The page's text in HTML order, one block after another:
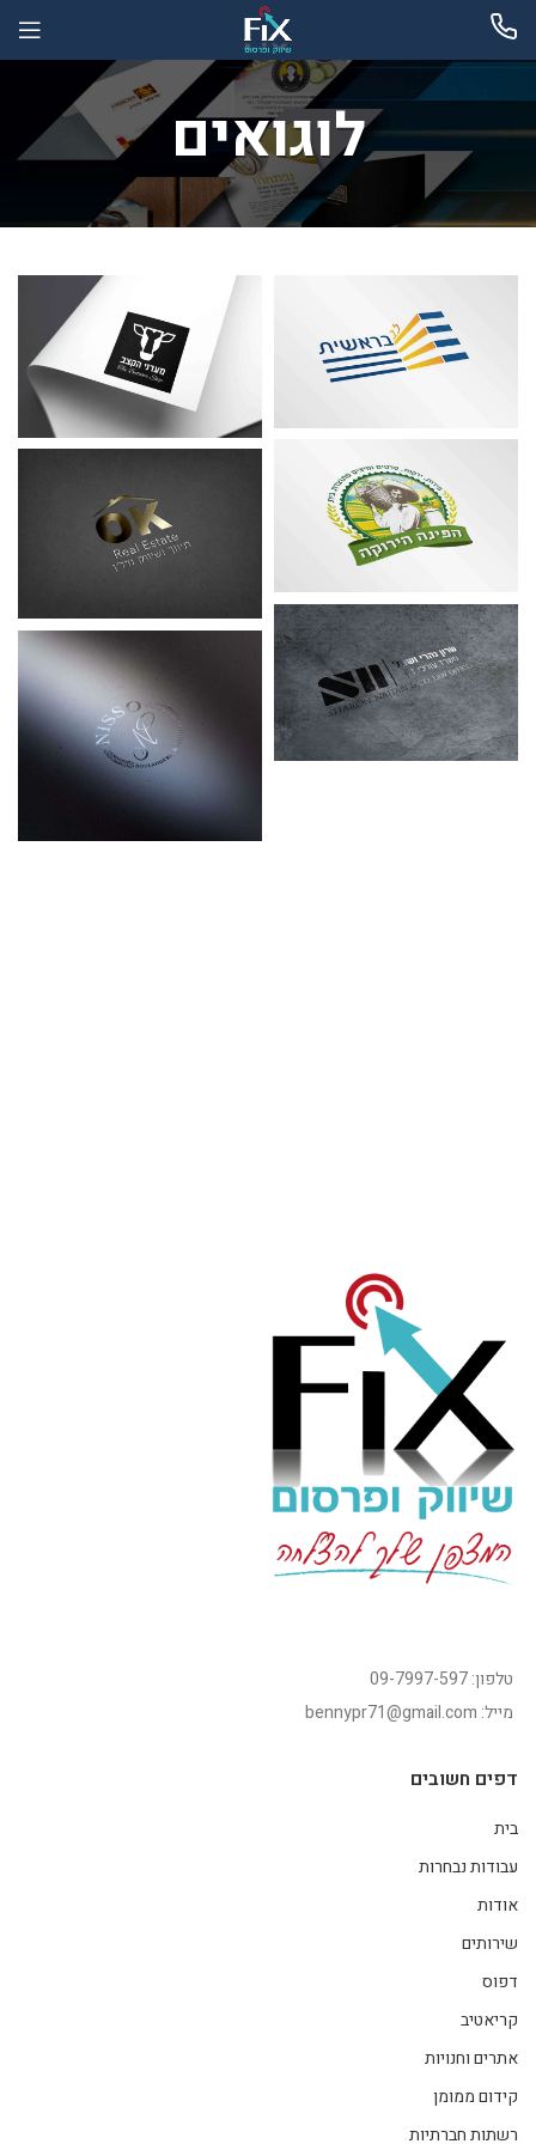
לוגואים
טלפון: 09-7997-597
מייל: bennypr71@gmail.com
דפים חשובים
בית
עבודות נבחרות
אודות
שירותים
דפוס
קריאטיב
אתרים וחנויות
קידום ממומן
רשתות חברתיות